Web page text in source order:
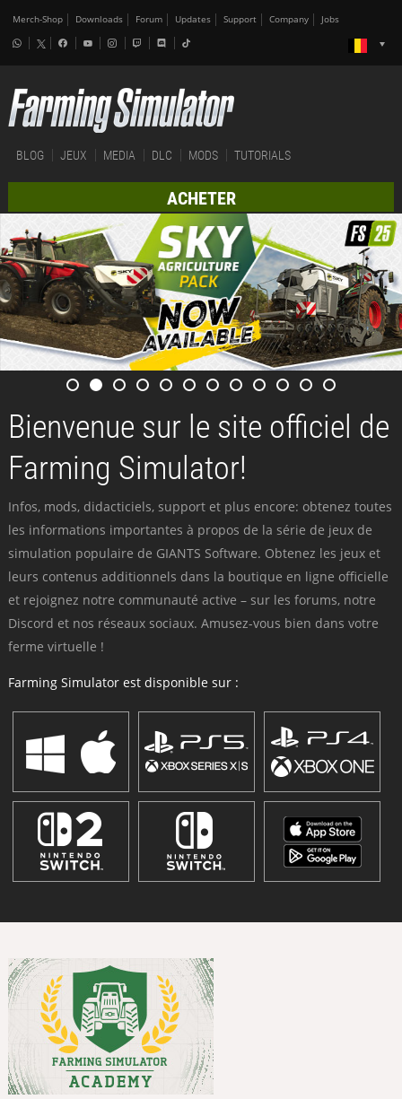
Merch-Shop Downloads Forum Updates Support Company Jobs
BLOG JEUX MEDIA DLC MODS TUTORIALS
ACHETER
Bienvenue sur le site officiel de
Farming Simulator!
Infos, mods, didacticiels, support et plus encore: obtenez toutes
les informations importantes à propos de la série de jeux de
simulation populaire de GIANTS Software. Obtenez les jeux et
leurs contenus additionnels dans la boutique en ligne officielle
et rejoignez notre communauté active – sur les forums, notre
Discord et nos réseaux sociaux. Amusez-vous bien dans votre
ferme virtuelle !
Farming Simulator est disponible sur :